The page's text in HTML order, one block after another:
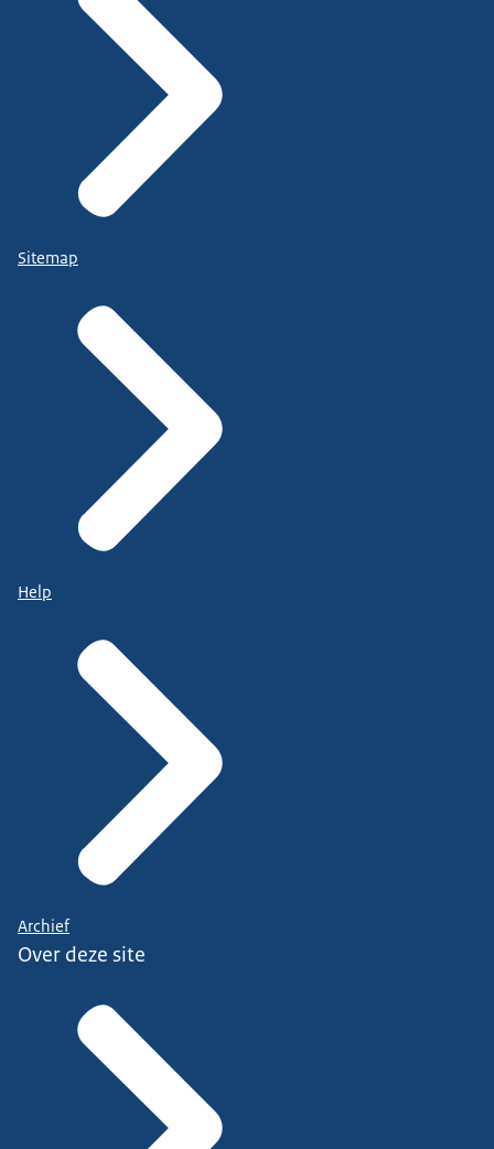
Sitemap
Help
Archief
Over deze site